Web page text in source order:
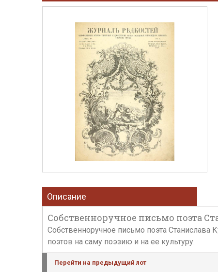
Описание
Собственноручное письмо поэта
Собственноручное письмо поэта Станислава
поэтов на саму поэзию и на ее культуру.
Перейти на предыдущий лот